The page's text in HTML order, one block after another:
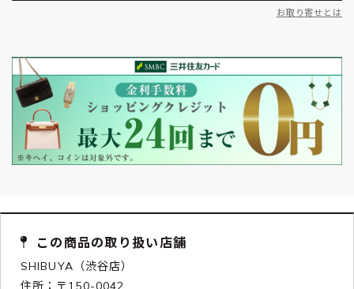
お取り寄せとは
この商品の取り扱い店舗
SHIBUYA（渋谷店）
住所：〒150-0042